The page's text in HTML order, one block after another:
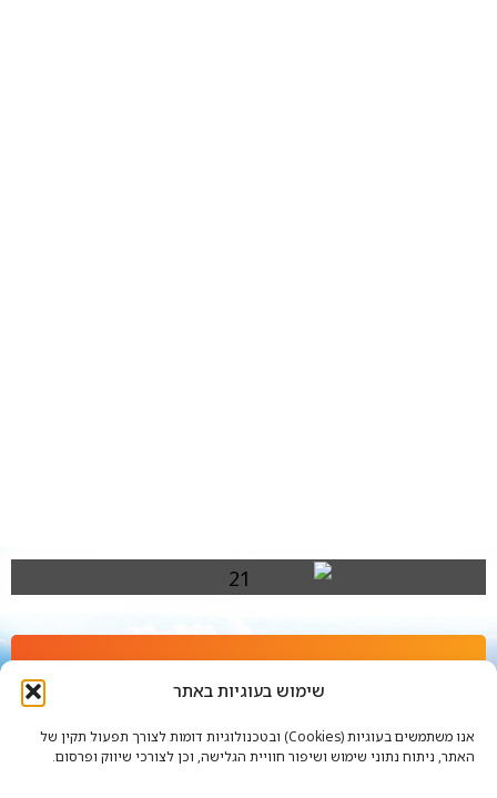
שימוש בעוגיות באתר
אנו משתמשים בעוגיות (Cookies) ובטכנולוגיות דומות לצורך תפעול תקין של
האתר, ניתוח נתוני שימוש ושיפור חוויית הגלישה, וכן לצורכי שיווק ופרסום.
בואו נעבוד ביחד